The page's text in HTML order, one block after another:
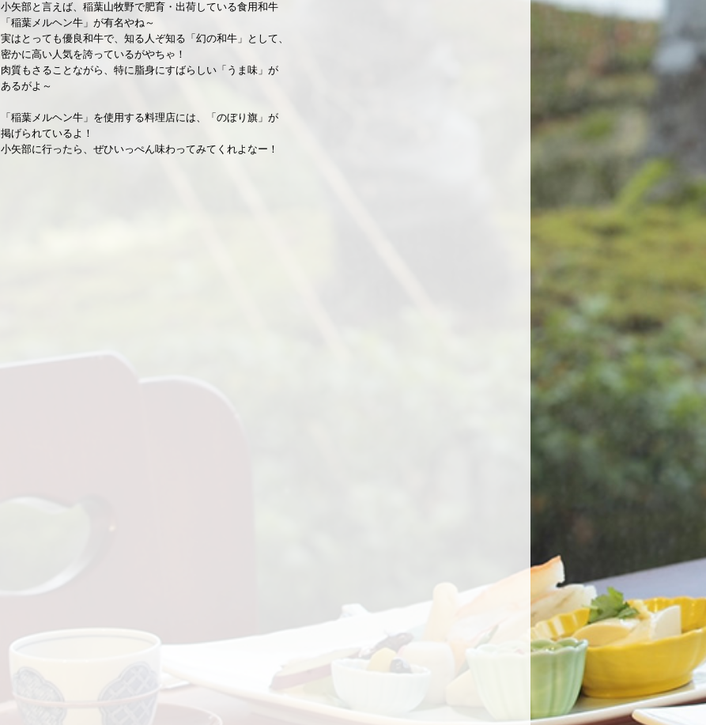
小矢部と言えば、稲葉山牧野で肥育・出荷している食用和牛
「稲葉メルヘン牛」が有名やね～
実はとっても優良和牛で、知る人ぞ知る「幻の和牛」として、
密かに高い人気を誇っているがやちゃ！
肉質もさることながら、特に脂身にすばらしい「うま味」が
あるがよ～
「稲葉メルヘン牛」を使用する料理店には、「のぼり旗」が
掲げられているよ！
小矢部に行ったら、ぜひいっぺん味わってみてくれよなー！